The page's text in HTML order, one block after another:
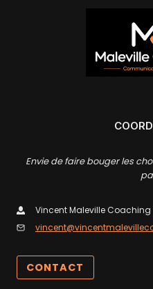
Envie de faire bouger les
Vincent Maleville Coaching
CONTACT